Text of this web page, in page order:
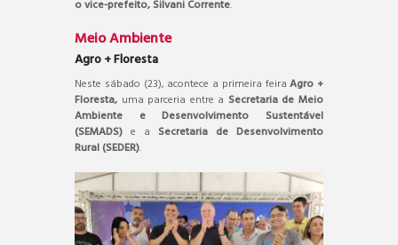
o vice-prefeito, Silvani Corrente.
Meio Ambiente
Agro + Floresta
Neste sábado (23), acontece a primeira feiraAgro +
Floresta, uma parceria entre a Secretaria de Meio
Ambiente e Desenvolvimento Sustentável
(SEMADS) e a Secretaria de Desenvolvimento
Rural (SEDER).